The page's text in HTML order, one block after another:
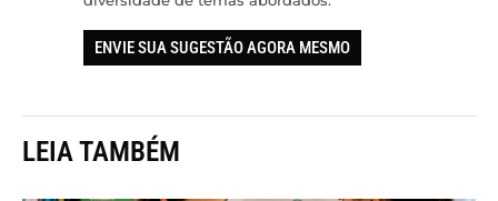
ENVIE SUA SUGESTÃO AGORA MESMO
LEIA TAMBÉM